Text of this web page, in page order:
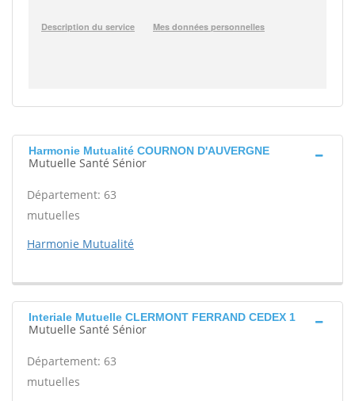
Harmonie Mutualité COURNON D'AUVERGNE
Mutuelle Santé Sénior
Département: 63
mutuelles
Harmonie Mutualité
Interiale Mutuelle CLERMONT FERRAND CEDEX 1
Mutuelle Santé Sénior
Département: 63
mutuelles